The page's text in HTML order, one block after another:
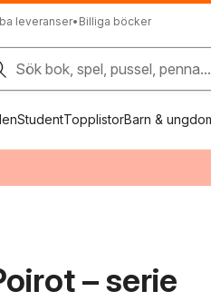
leveranser• Billiga böcker
Sök bok, spel, pussel, penna...
StudentTopplistorBarn &
– serie